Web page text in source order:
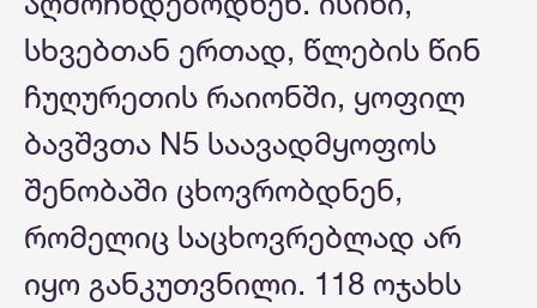
სხვებთან ერთად, წლების წინ
ჩუღურეთის რაიონში, ყოფილ
ბავშვთა N5 საავადმყოფოს
შენობაში ცხოვრობდნენ,
რომელიც საცხოვრებლად არ
იყო განკუთვნილი. 118 ოჯახს